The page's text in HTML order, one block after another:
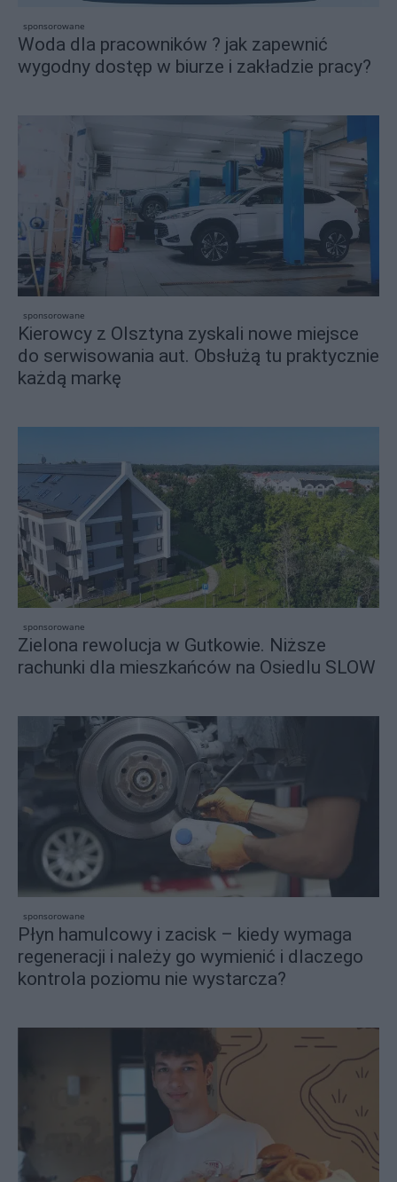
sponsorowane
Woda dla pracowników ? jak zapewnić
wygodny dostęp w biurze i zakładzie pracy?
sponsorowane
Kierowcy z Olsztyna zyskali nowe miejsce
do serwisowania aut. Obsłużą tu praktycznie
każdą markę
sponsorowane
Zielona rewolucja w Gutkowie. Niższe
rachunki dla mieszkańców na Osiedlu SLOW
sponsorowane
Płyn hamulcowy i zacisk – kiedy wymaga
regeneracji i należy go wymienić i dlaczego
kontrola poziomu nie wystarcza?